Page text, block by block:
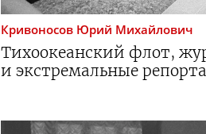
Кривоносов Юрий Михайлович
Тихоокеанский флот,
и экстремальные